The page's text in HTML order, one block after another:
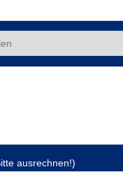
ausrechnen!)